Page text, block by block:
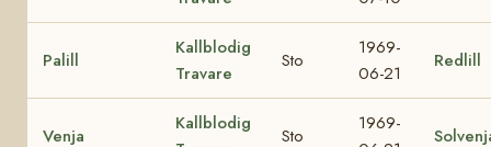
Palill
Kallblodig
Travare
Sto
1969-
06-21
Redlill
Venja
Kallblodig
Sto
1969-